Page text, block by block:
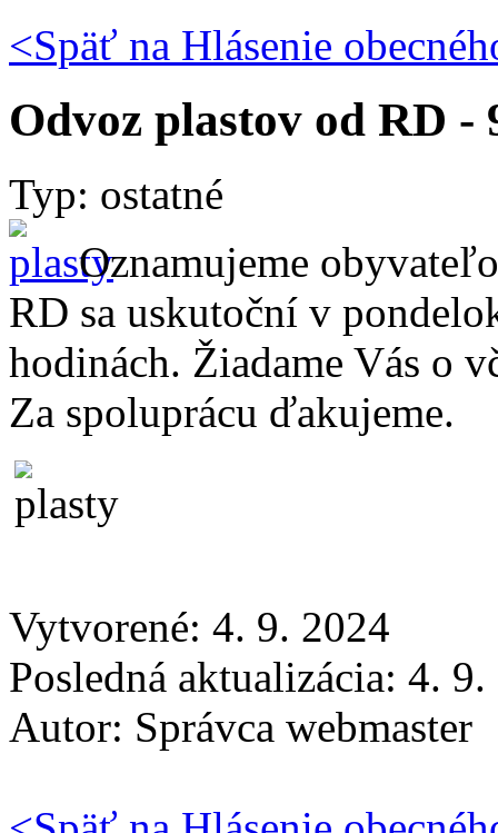
<Späť na Hlásenie
Odvoz plastov od RD -
Typ: ostatné
Oznamujeme
RD sa uskutoční v
hodinách. Žiadame Vás o
Za spoluprácu ďakujeme.
Vytvorené: 4. 9. 2024
Posledná aktualizácia: 4.
Autor: Správca webmaster